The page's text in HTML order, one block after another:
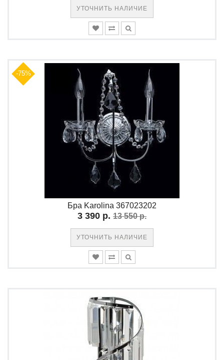
УТОЧНИТЬ НАЛИЧИЕ
-75%
Бра Karolina 367023202
3 390 р. 13 550 р.
УТОЧНИТЬ НАЛИЧИЕ